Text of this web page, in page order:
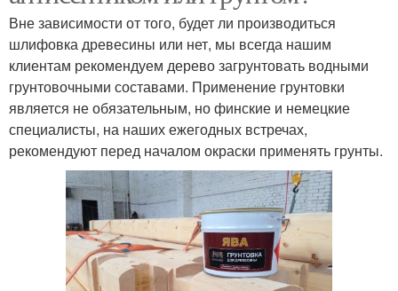
Пропитка для дерева
Пропитки для
обработки
Защитные составы
Вододисперсионные
пропитки
Масляные пропитки Пропитки на основе
Вне зависимости от того, будет ли производиться
шлифовка древесины или нет, мы всегда нашим
клиентам рекомендуем дерево загрунтовать водными
грунтовочными составами. Применение грунтовки
является не обязательным, но финские и немецкие
специалисты, на наших ежегодных встречах,
рекомендуют перед началом окраски применять грунты.